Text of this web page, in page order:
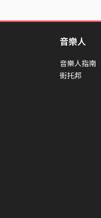
音樂人
音樂人指南
街托邦